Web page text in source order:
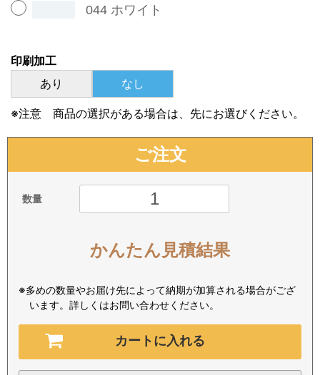
044 ホワイト
印刷加工
あり
なし
※注意 商品の選択がある場合は、先にお選びください。
ご注文
数量
かんたん見積結果
※多めの数量やお届け先によって納期が加算される場合がござ
います。詳しくはお問い合わせください。
カートに入れる